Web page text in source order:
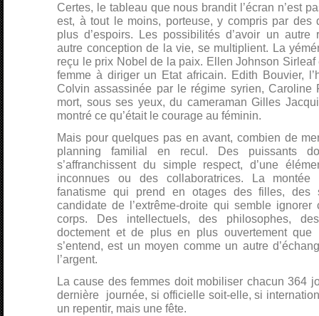
Certes, le tableau que nous brandit l’écran n’est
est, à tout le moins, porteuse, y compris par des
plus d’espoirs. Les possibilités d’avoir un autre
autre conception de la vie, se multiplient. La
reçu le prix Nobel de la paix. Ellen Johnson
femme à diriger un Etat africain. Edith Bouvier,
Colvin assassinée par le régime syrien, Caroline
mort, sous ses yeux, du cameraman Gilles
montré ce qu’était le courage au féminin.
Mais pour quelques pas en avant, combien de
planning familial en recul. Des puissants
s’affranchissent du simple respect, d’une
inconnues ou des collaboratrices. La
fanatisme qui prend en otages des filles, des
candidate de l’extrême-droite qui semble
corps. Des intellectuels, des philosophes,
doctement et de plus en plus ouvertement que
s’entend, est un moyen comme un autre
l’argent.
La cause des femmes doit mobiliser chacun 364
dernière journée, si officielle soit-elle, si
un repentir, mais une fête.